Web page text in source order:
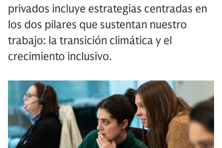
privados incluye estrategias centradas en
los dos pilares que sustentan nuestro
trabajo: la transición climática y el
crecimiento inclusivo.